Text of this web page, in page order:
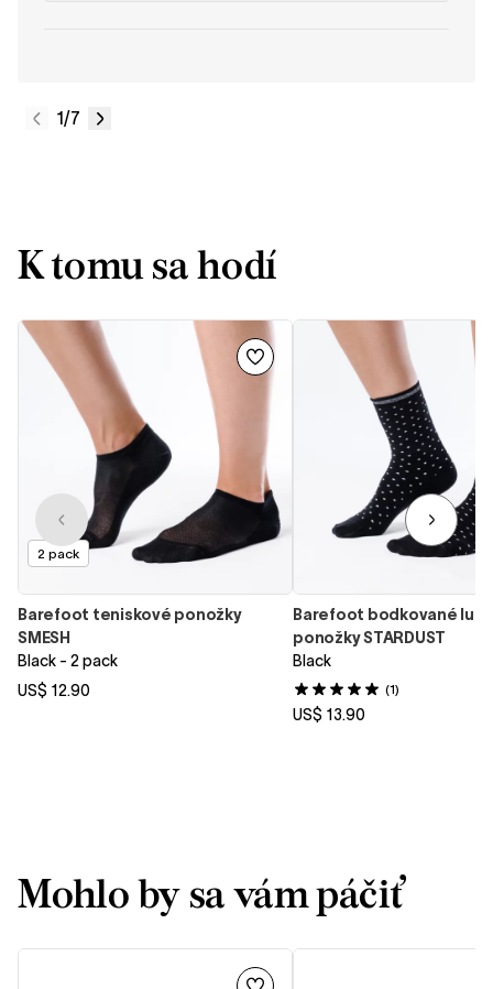
zlepší. Ďakujeme aj za Vaše prianie ohľadom
1/7
K tomu sa hodí
2 pack
Barefoot teniskové ponožky
SMESH
Black - 2 pack
US$ 12.90
Barefoot bodkované
ponožky STARDUST
Black
(1)
US$ 13.90
Mohlo by sa vám páčiť